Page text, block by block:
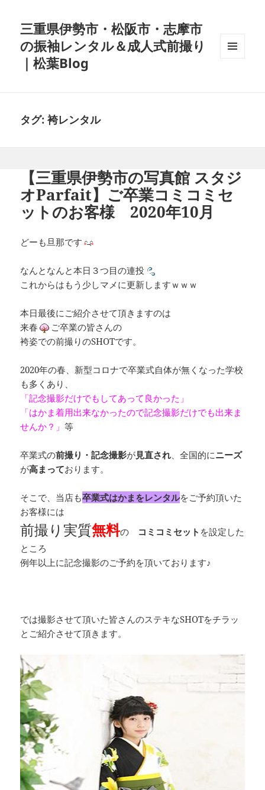
三重県伊勢市・松阪市・志摩市
の振袖レンタル＆成人式前撮り
｜松葉Blog
タグ:袴レンタル
【三重県伊勢市の写真館 スタジ
オParfait】ご卒業コミコミセ
ットのお客様 2020年10月
どーも旦那です
なんとなんと本日３つ目の連投
これからはもう少しマメに更新しますｗｗｗ
本日最後にご紹介させて頂きますのは
来春
ご卒業の皆さんの
袴姿での前撮りのSHOTです。
2020年の春、新型コロナで卒業式自体が無くなった学校
も多くあり、
「記念撮影だけでもしてあって良かった」
「はかま着用出来なかったので記念撮影だけでも出来ま
せんか？」等
卒業式の前撮り・記念撮影が見直され 、全国的にニーズ
が高まっております。
そこで、当店も卒業式はかまをレンタルをご予約頂いた
お客様には
前撮り実質無料の コミコミセット を設定した
ところ
例年以上に記念撮影のご予約を頂いております♪
では撮影させて頂いた皆さんのステキなSHOTをチラッ
とご紹介させて頂きます。